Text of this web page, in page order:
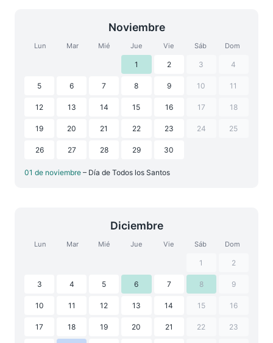
Noviembre
Lun Mar Mié Jue Vie Sáb Dom
1 2 3 4
5 6 7 8 9 10 11
12 13 14 15 16 17 18
19 20 21 22 23 24 25
26 27 28 29 30
01 de noviembre – Día de Todos los Santos
Diciembre
Lun Mar Mié Jue Vie Sáb Dom
1 2
3 4 5 6 7 8 9
10 11 12 13 14 15 16
17 18 19 20 21 22 23